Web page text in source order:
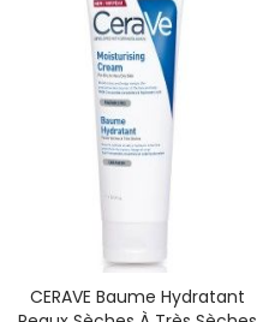
CERAVE Baume Hydratant